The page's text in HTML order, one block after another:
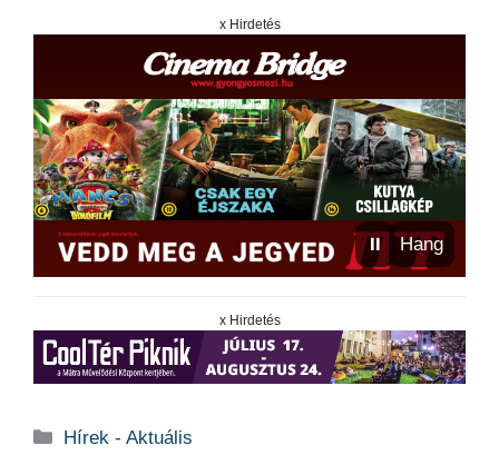
x Hirdetés
⏸ Hang
x Hirdetés
Kategória
Hírek - Aktuális